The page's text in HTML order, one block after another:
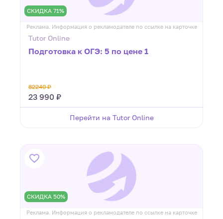
СКИДКА 71%
Реклама. Информация о рекламодателе по ссылке на карточке
Tutor Online
Подготовка к ОГЭ: 5 по цене 1
82240 ₽
23 990 ₽
Перейти на Tutor Online
СКИДКА 50%
Реклама. Информация о рекламодателе по ссылке на карточке